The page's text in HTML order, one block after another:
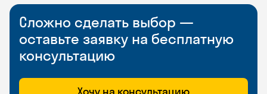
Сложно сделать выбор —
оставьте заявку на бесплатную
консультацию